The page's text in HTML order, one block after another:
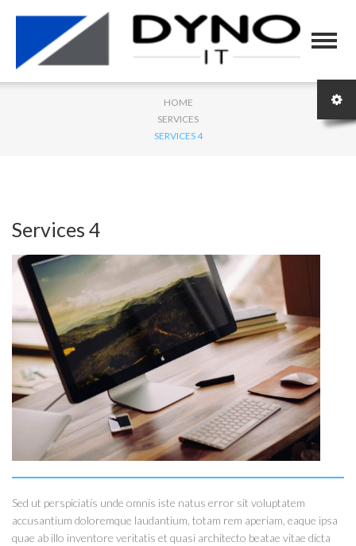
HOME
SERVICES
SERVICES 4
Services 4
Sed ut perspiciatis unde omnis iste natus error sit voluptatem
accusantium doloremque laudantium, totam rem aperiam, eaque ipsa
quae ab illo inventore veritatis et quasi architecto beatae vitae dicta